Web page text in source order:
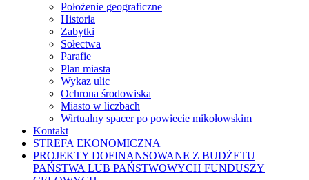
Położenie geograficzne
Historia
Zabytki
Sołectwa
Parafie
Plan miasta
Wykaz ulic
Ochrona środowiska
Miasto w liczbach
Wirtualny spacer po powiecie mikołowskim
Kontakt
STREFA EKONOMICZNA
PROJEKTY DOFINANSOWANE Z BUDŻETU
PAŃSTWA LUB PAŃSTWOWYCH FUNDUSZY